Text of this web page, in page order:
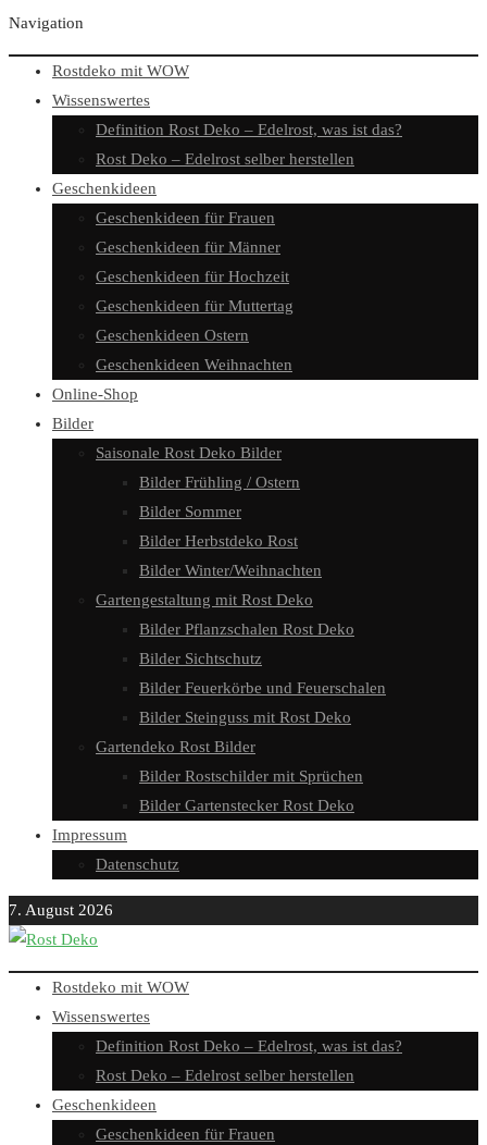
Navigation
Rostdeko mit WOW
Wissenswertes
Definition Rost Deko – Edelrost, was ist das?
Rost Deko – Edelrost selber herstellen
Geschenkideen
Geschenkideen für Frauen
Geschenkideen für Männer
Geschenkideen für Hochzeit
Geschenkideen für Muttertag
Geschenkideen Ostern
Geschenkideen Weihnachten
Online-Shop
Bilder
Saisonale Rost Deko Bilder
Bilder Frühling / Ostern
Bilder Sommer
Bilder Herbstdeko Rost
Bilder Winter/Weihnachten
Gartengestaltung mit Rost Deko
Bilder Pflanzschalen Rost Deko
Bilder Sichtschutz
Bilder Feuerkörbe und Feuerschalen
Bilder Steinguss mit Rost Deko
Gartendeko Rost Bilder
Bilder Rostschilder mit Sprüchen
Bilder Gartenstecker Rost Deko
Impressum
Datenschutz
7. August 2026
Rostdeko mit WOW
Wissenswertes
Definition Rost Deko – Edelrost, was ist das?
Rost Deko – Edelrost selber herstellen
Geschenkideen
Geschenkideen für Frauen